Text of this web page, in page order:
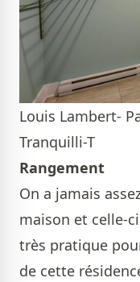
Louis Lambert-
Tranquilli-T
Rangement
On a jamais
maison et celle-
très pratique
de cette